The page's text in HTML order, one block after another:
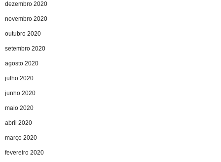
dezembro 2020
novembro 2020
outubro 2020
setembro 2020
agosto 2020
julho 2020
junho 2020
maio 2020
abril 2020
março 2020
fevereiro 2020